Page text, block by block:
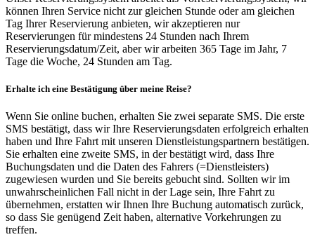
können Ihren Service nicht zur gleichen Stunde oder am gleichen
Tag Ihrer Reservierung anbieten, wir akzeptieren nur
Reservierungen für mindestens 24 Stunden nach Ihrem
Reservierungsdatum/Zeit, aber wir arbeiten 365 Tage im Jahr, 7
Tage die Woche, 24 Stunden am Tag.
Erhalte ich eine Bestätigung über meine Reise?
Wenn Sie online buchen, erhalten Sie zwei separate SMS. Die erste
SMS bestätigt, dass wir Ihre Reservierungsdaten erfolgreich erhalten
haben und Ihre Fahrt mit unseren Dienstleistungspartnern bestätigen.
Sie erhalten eine zweite SMS, in der bestätigt wird, dass Ihre
Buchungsdaten und die Daten des Fahrers (=Dienstleisters)
zugewiesen wurden und Sie bereits gebucht sind. Sollten wir im
unwahrscheinlichen Fall nicht in der Lage sein, Ihre Fahrt zu
übernehmen, erstatten wir Ihnen Ihre Buchung automatisch zurück,
so dass Sie genügend Zeit haben, alternative Vorkehrungen zu
treffen.